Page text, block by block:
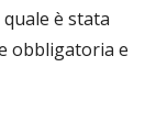
è stata
obbligatoria e